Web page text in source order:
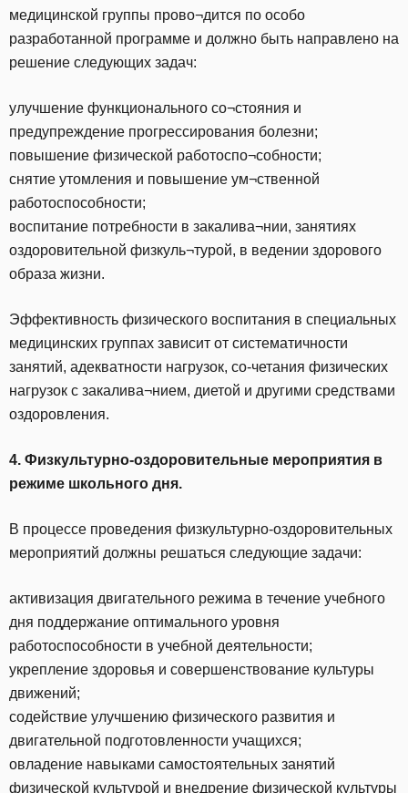
медицинской группы прово¬дится по особо
разработанной программе и должно быть направлено на
решение следующих задач:
улучшение функционального со¬стояния и
предупреждение прогрессирования болезни;
повышение физической работоспо¬собности;
снятие утомления и повышение ум¬ственной
работоспособности;
воспитание потребности в закалива¬нии, занятиях
оздоровительной физкуль¬турой, в ведении здорового
образа жизни.
Эффективность физического воспитания в специальных
медицинских группах зависит от систематичности
занятий, адекватности нагрузок, со-четания физических
нагрузок с закалива¬нием, диетой и другими средствами
оздоровления.
4. Физкультурно-оздоровительные мероприятия в
режиме школьного дня.
В процессе проведения физкультурно-оздоровительных
мероприятий должны решаться следующие задачи:
активизация двигательного режима в течение учебного
дня поддержание оптимального уровня
работоспособности в учебной деятельности;
укрепление здоровья и совершенствование культуры
движений;
содействие улучшению физического развития и
двигательной подготовленности учащихся;
овладение навыками самостоятельных занятий
физической культурой и внедрение физической культуры